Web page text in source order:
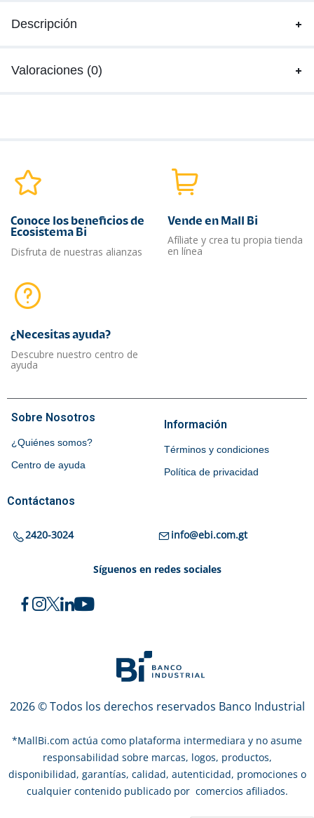
Descripción
Valoraciones (0)
Conoce los beneficios de
Ecosistema Bi
Disfruta de nuestras alianzas
Vende en Mall Bi
Afíliate y crea tu propia tienda
en línea
¿Necesitas ayuda?​
Descubre nuestro centro de
ayuda
Sobre Nosotros
¿Quiénes somos?
Centro de ayuda
Información
Términos y condiciones
Política de privacidad
Contáctanos
2420-3024 info@ebi.com.gt
Síguenos en redes sociales
2026 © Todos los derechos reservados Banco Industrial
*MallBi.com actúa como plataforma intermediara y no asume
responsabilidad sobre marcas, logos, productos,
disponibilidad, garantías, calidad, autenticidad, promociones o
cualquier contenido publicado por comercios afiliados.